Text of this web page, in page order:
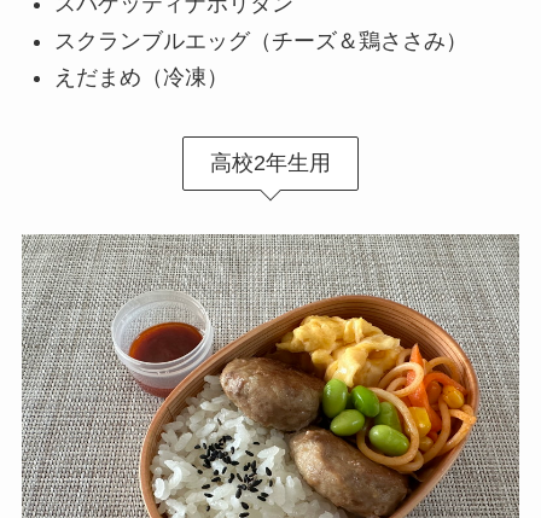
スクランブルエッグ（チーズ＆鶏ささみ）
えだまめ（冷凍）
高校2年生用